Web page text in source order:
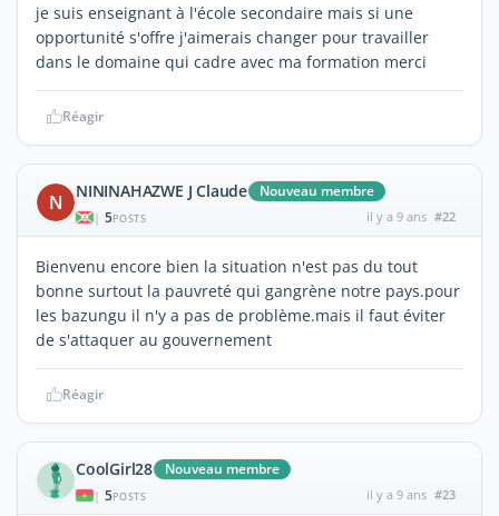
je suis enseignant à l'école secondaire mais si une
opportunité s'offre j'aimerais changer pour travailler
dans le domaine qui cadre avec ma formation merci
Réagir
N NININAHAZWE J Claude Nouveau membre
| 5POSTS il y a 9 ans #22
Bienvenu encore bien la situation n'est pas du tout
bonne surtout la pauvreté qui gangrène notre pays.pour
les bazungu il n'y a pas de problème.mais il faut éviter
de s'attaquer au gouvernement
Réagir
CoolGirl28 Nouveau membre
| 5POSTS il y a 9 ans #23